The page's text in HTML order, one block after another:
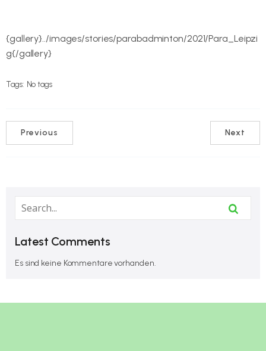
{gallery}../images/stories/parabadminton/2021/Para_Leipzi
g{/gallery}
Tags: No tags
Previous Next
Latest Comments
Es sind keine Kommentare vorhanden.